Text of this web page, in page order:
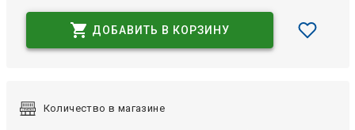
ДОБАВИТЬ В КОРЗИНУ
Количество в магазине